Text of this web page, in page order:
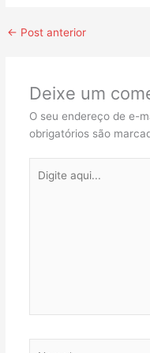
← Post anterior
Deixe um
O seu endereço de e-
obrigatórios são
aqui...